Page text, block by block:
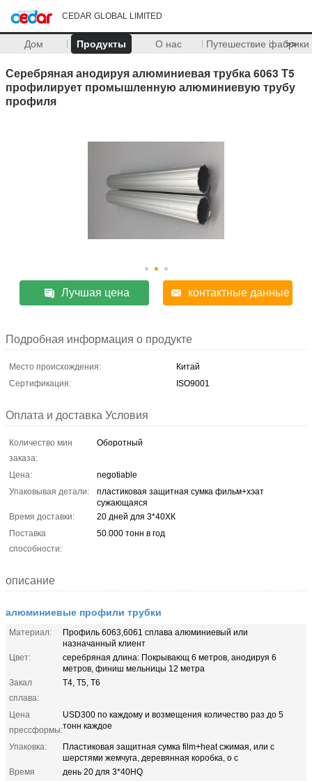
CEDAR GLOBAL LIMITED
Дом Продукты О нас Путешествие фабрики
>>
Серебряная анодируя алюминиевая трубка 6063 Т5
профилирует промышленную алюминиевую трубу
профиля
Лучшая цена контактные данные
Подробная информация о продукте
Место происхождения:
Китай
Сертификация:
ISO9001
Оплата и доставка Условия
Количество мин
заказа:
Оборотный
Цена:
negotiable
Упаковывая детали:
пластиковая защитная сумка фильм+хэат
сужающаяся
Время доставки:
20 дней для 3*40ХК
Поставка
способности:
50.000 тонн в год
описание
алюминиевые профили трубки
Материал:
Профиль 6063,6061 сплава алюминиевый или
назначанный клиент
Цвет:
серебряная длина: Покрывающ 6 метров, анодируя 6
метров, финиш мельницы 12 метра
Закал
сплава:
T4, T5, T6
Цена
прессформы:
USD300 по каждому и возмещения количество раз до 5
тонн каждое
Упаковка:
Пластиковая защитная сумка film+heat сжимая, или с
шерстями жемчуга, деревянная коробка, о c
Время
день 20 для 3*40HQ